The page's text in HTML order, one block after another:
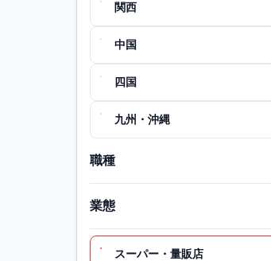
関西
中国
四国
九州・沖縄
職種
業態
スーパー・量販店